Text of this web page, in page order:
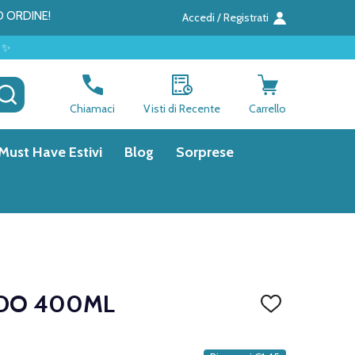
ORDINE! Accedi / Registrati
CERCA
Chiamaci Visti di Recente Carrello
Have Estivi Blog Sorprese
400ML
AGGIUNGI
DEI